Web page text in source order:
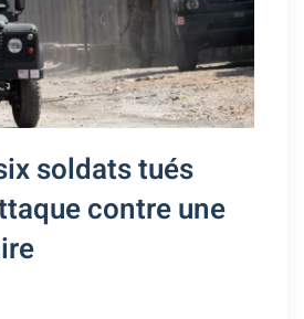
soldats tués
contre une